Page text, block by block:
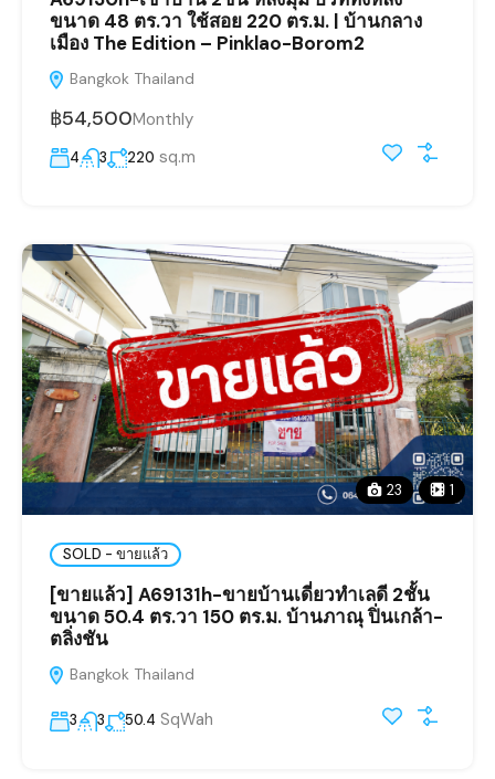
ขนาด 48 ตร.วา ใช้สอย 220 ตร.ม. | บ้านกลาง
เมือง The Edition – Pinklao-Borom2
Bangkok Thailand
฿54,500Monthly
4 3 220 sq.m
23 1
SOLD - ขายแล้ว
[ขายแล้ว] A69131h-ขายบ้านเดี่ยวทำเลดี 2ชั้น
ขนาด 50.4 ตร.วา 150 ตร.ม. บ้านภาณุ ปิ่นเกล้า-
ตลิ่งชัน
Bangkok Thailand
3 3 50.4 SqWah